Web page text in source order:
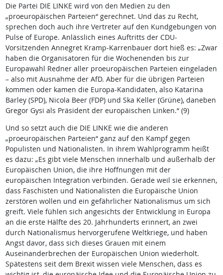
Die Partei DIE LINKE wird von den Medien zu den
„proeuropäischen Parteien“ gerechnet. Und das zu Recht,
sprechen doch auch ihre Vertreter auf den Kundgebungen von
Pulse of Europe. Anlässlich eines Auftritts der CDU-
Vorsitzenden Annegret Kramp-Karrenbauer dort hieß es: „Zwar
haben die Organisatoren für die Wochenenden bis zur
Europawahl Redner aller proeuropäischen Parteien eingeladen
– also mit Ausnahme der AfD. Aber für die übrigen Parteien
kommen oder kamen die Europa-Kandidaten, also Katarina
Barley (SPD), Nicola Beer (FDP) und Ska Keller (Grüne), daneben
Gregor Gysi als Präsident der europäischen Linken.“ (9)
Und so setzt auch die DIE LINKE wie die anderen
„proeuropäischen Parteien“ ganz auf den Kampf gegen
Populisten und Nationalisten. In ihrem Wahlprogramm heißt
es dazu: „Es gibt viele Menschen innerhalb und außerhalb der
Europäischen Union, die ihre Hoffnungen mit der
europäischen Integration verbinden. Gerade weil sie erkennen,
dass Faschisten und Nationalisten die Europäische Union
zerstören wollen und ein gefährlicher Nationalismus um sich
greift. Viele fühlen sich angesichts der Entwicklung in Europa
an die erste Hälfte des 20. Jahrhunderts erinnert, an zwei
durch Nationalismus hervorgerufene Weltkriege, und haben
Angst davor, dass sich dieses Grauen mit einem
Auseinanderbrechen der Europäischen Union wiederholt.
Spätestens seit dem Brexit wissen viele Menschen, dass es